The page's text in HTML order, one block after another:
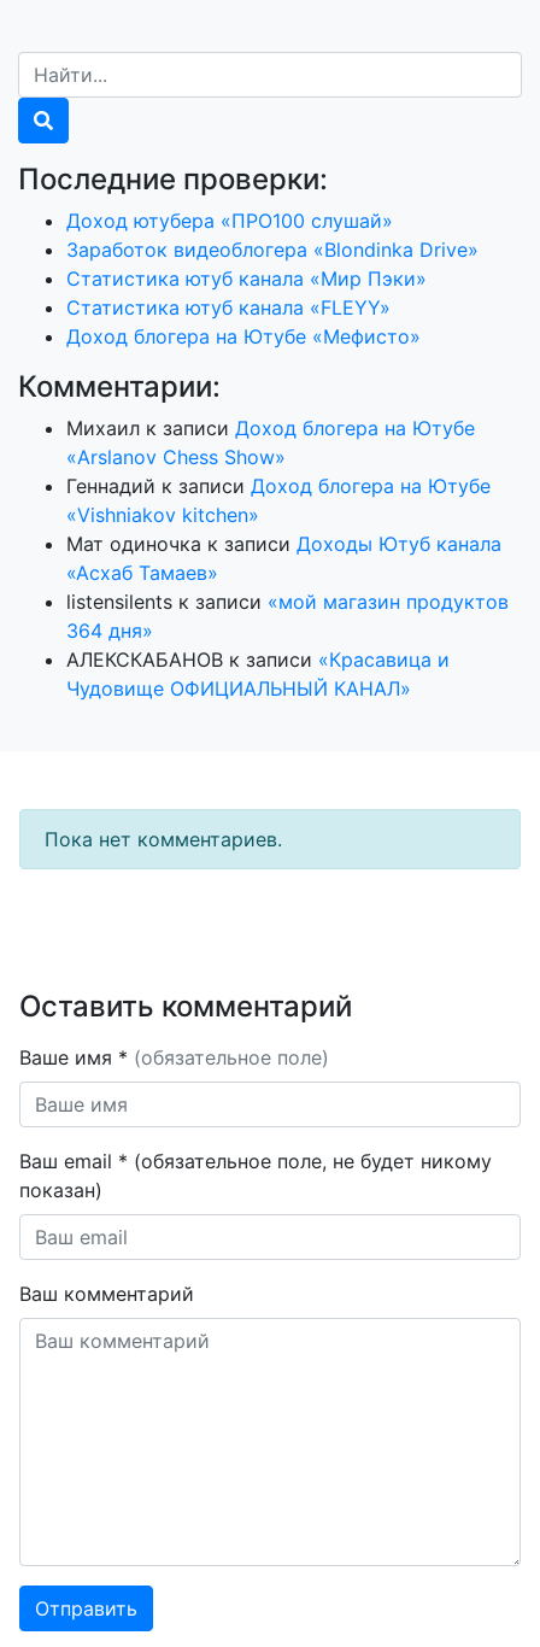
Последние проверки:
Доход ютубера «ПРО100 слушай»
Заработок видеоблогера «Blondinka Drive»
Статистика ютуб канала «Мир Пэки»
Статистика ютуб канала «FLEYY»
Доход блогера на Ютубе «Мефисто»
Комментарии:
Михаил к записи Доход блогера на Ютубе
«Arslanov Chess Show»
Геннадий к записи Доход блогера на Ютубе
«Vishniakov kitchen»
Мат одиночка к записи Доходы Ютуб канала
«Асхаб Тамаев»
listensilents к записи «мой магазин продуктов
364 дня»
АЛЕКСКАБАНОВ к записи «Красавица и
Чудовище ОФИЦИАЛЬНЫЙ КАНАЛ»
Пока нет комментариев.
Оставить комментарий
Ваше имя * (обязательное поле)
Ваш email * (обязательное поле, не будет никому
показан)
Ваш комментарий